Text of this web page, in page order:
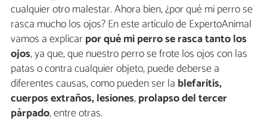
cualquier otro malestar. Ahora bien, ¿por qué mi perro se
rasca mucho los ojos? En este artículo de ExpertoAnimal
vamos a explicarpor qué mi perro se rasca tanto los
ojos, ya que, que nuestro perro se frote los ojos con las
patas o contra cualquier objeto, puede deberse a
diferentes causas, como pueden ser la blefaritis,
cuerpos extraños, lesiones,prolapso del tercer
párpado, entre otras.